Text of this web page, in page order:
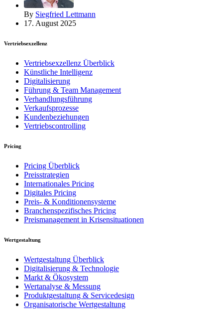
By Siegfried Lettmann
17. August 2025
Vertriebsexzellenz
Vertriebsexzellenz Überblick
Künstliche Intelligenz
Digitalisierung
Führung & Team Management
Verhandlungsführung
Verkaufsprozesse
Kundenbeziehungen
Vertriebscontrolling
Pricing
Pricing Überblick
Preisstrategien
Internationales Pricing
Digitales Pricing
Preis- & Konditionensysteme
Branchenspezifisches Pricing
Preismanagement in Krisensituationen
Wertgestaltung
Wertgestaltung Überblick
Digitalisierung & Technologie
Markt & Ökosystem
Wertanalyse & Messung
Produktgestaltung & Servicedesign
Organisatorische Wertgestaltung